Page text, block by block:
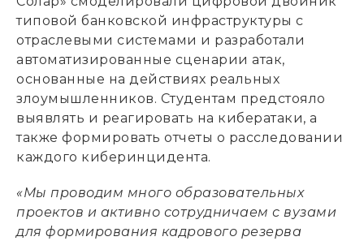
типовой банковской инфраструктуры с
отраслевыми системами и разработали
автоматизированные сценарии атак,
основанные на действиях реальных
злоумышленников. Студентам предстояло
выявлять и реагировать на кибератаки, а
также формировать отчеты о расследовании
каждого киберинцидента.
«Мы проводим много образовательных
проектов и активно сотрудничаем с вузами
для формирования кадрового резерва